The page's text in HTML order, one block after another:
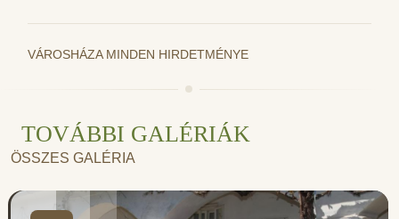
VÁROSHÁZA MINDEN HIRDETMÉNYE
TOVÁBBI GALÉRIÁK
ÖSSZES GALÉRIA